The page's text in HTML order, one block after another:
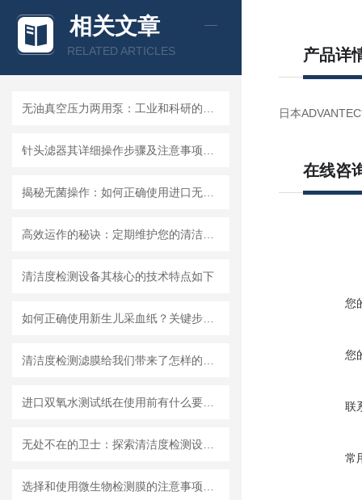
相关文章
RELATED ARTICLES
清洁度检测设备其核心的技术特点如下
产品详
日本
在线咨
您
您
联
常